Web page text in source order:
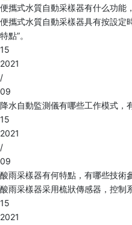
便攜式水質自動采樣器有什么功能
便攜式水質自動采樣器具有按設定
特點”。
15
2021
/
09
降水自動監測儀有哪些工作模式，
15
2021
/
09
酸雨采樣器有何特點，有哪些技術
酸雨采樣器采用梳狀傳感器，控制
15
2021